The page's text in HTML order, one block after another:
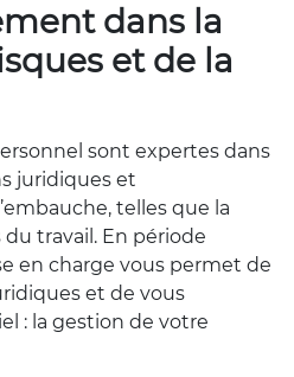
dans la
et de la
sont expertes dans
juridiques et
telles que la
travail. En période
en charge vous permet de
et de vous
: la gestion de votre